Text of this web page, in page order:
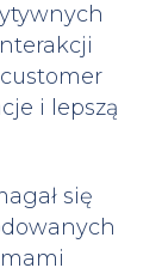
i lepszą
się